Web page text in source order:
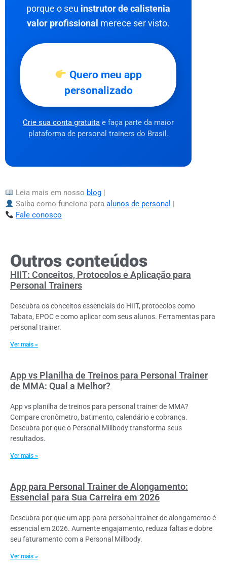
porque o seu instrutor de calistenia
valor profissional merece ser visto.
Quero meu app
personalizado
Crie sua conta gratuita e faça parte da maior
plataforma de personal trainers do Brasil.
Leia mais em nosso blog
Saiba como funciona paraalunos de personal
Fale conosco
Outros conteúdos
HIIT: Conceitos, Protocolos e Aplicação para
Personal Trainers
Descubra os conceitos essenciais do HIIT, protocolos como
Tabata, EPOC e como aplicar com seus alunos. Ferramentas para
personal trainer.
Ver mais »
App vs Planilha de Treinos para Personal Trainer
de MMA: Qual a Melhor?
App vs planilha de treinos para personal trainer de MMA?
Compare cronômetro, batimento, calendário e cobrança.
Descubra por que o Personal Millbody transforma seus
resultados.
Ver mais »
App para Personal Trainer de Alongamento:
Essencial para Sua Carreira em 2026
Descubra por que um app para personal trainer de alongamento é
essencial em 2026. Aumente engajamento, reduza faltas e dobre
seu faturamento com a Personal Millbody.
Ver mais »